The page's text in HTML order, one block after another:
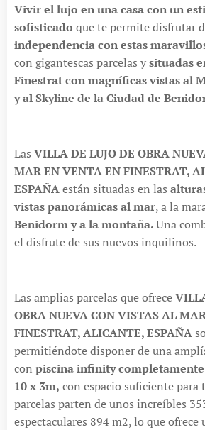
Vivir el lujo en una casa con un
sofisticado que te permite disfrutar
independencia con estas
con gigantescas parcelas ysituadas
Finestrat con magníficas vistas al
y al Skyline de la Ciudad de
Las VILLA DE LUJO DE OBRA
MAR EN VENTA EN FINESTRAT,
ESPAÑAestán situadas en las
vistas panorámicas al mar, a la
Benidorm y a la montaña.Una
el disfrute de sus nuevos inquilinos.
Las amplias parcelas que ofrece
OBRA NUEVA CON VISTAS AL
FINESTRAT, ALICANTE, ESPAÑA
permitiéndote disponer de una
con piscina infinity
10 x 3m, con espacio suficiente para
parcelas parten de unos increíbles
espectaculares 894 m2, lo que